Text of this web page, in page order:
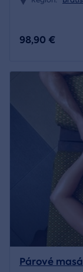
98,90 €
Párové